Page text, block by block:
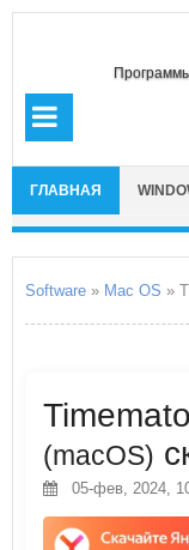
ГЛАВНАЯ
Software » Mac OS »
(macOS)
05-фев, 2024,